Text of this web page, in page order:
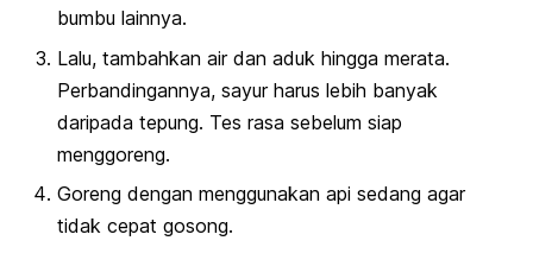
bumbu lainnya.
Lalu, tambahkan air dan aduk hingga merata.
Perbandingannya, sayur harus lebih banyak
daripada tepung. Tes rasa sebelum siap
menggoreng.
Goreng dengan menggunakan api sedang agar
tidak cepat gosong.